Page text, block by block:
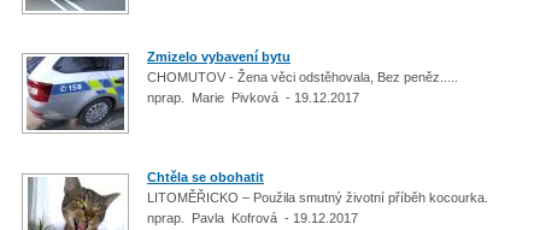
Zmizelo vybavení bytu
CHOMUTOV - Žena věci odstěhovala, Bez peněz.....
nprap. Marie Pivková - 19.12.2017
Chtěla se obohatit
LITOMĚŘICKO – Použila smutný životní příběh kocourka.
nprap. Pavla Kofrová - 19.12.2017